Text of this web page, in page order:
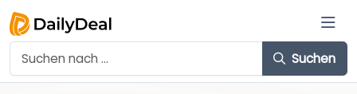
Suchen